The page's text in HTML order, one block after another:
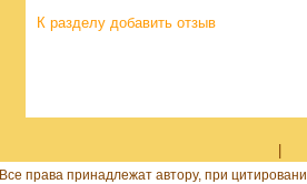
К разделу добавить отзыв
Все права принадлежат автору, при